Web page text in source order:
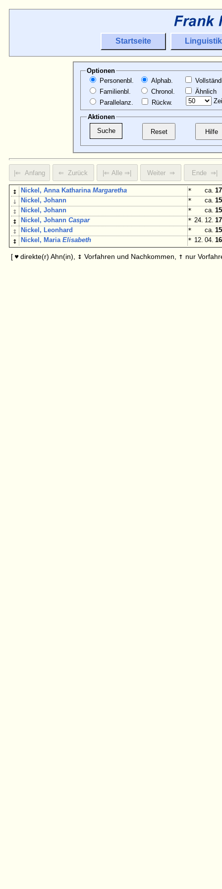
Startseite Linguistik
Optionen
Personenbl.
Familienbl.
Parallelanz.
Alphab.
Chronol.
Rückw.
Ähnlich
Aktionen
↕ Nickel, Anna KatharinaMargaretha * ca.
↓ Nickel, Johann * ca.
↕ Nickel, Johann * ca.
↕ Nickel, JohannCaspar * 24. 12.
↕ Nickel, Leonhard * ca.
↕ Nickel, MariaElisabeth * 12. 04.
[ ♥ direkte(r) Ahn(in), ↕ Vorfahren und Nachkommen, ↑ nur